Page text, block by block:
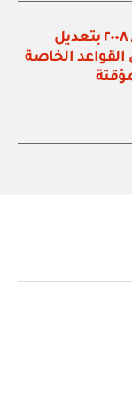
مجلس الخدمة المدنية: قرار رقم ٥ / ٢٠٠٨ بتعديل
رقم ١١ / ٢٠٠٥ بشأن القواعد الخاصة